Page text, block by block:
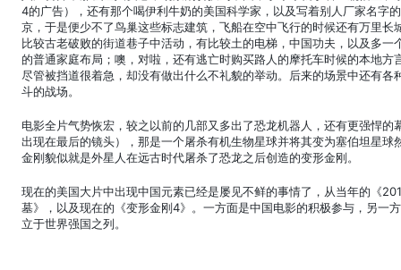
4的广告），还有那个喝伊利牛奶的美国科学家，以及写着别人厂家名字
京，于是便少不了鸟巢这些标志建筑，飞船在空中飞行的时候还有万里
比较古老破败的街道巷子中活动，有比较土的电梯，中国功夫，以及多
的普通家庭布局；噢，对啦，还有逃亡时购买路人的摩托车时候的本地
尽管被挡道很着急，却没有做出什么不礼貌的举动。后来的场景中还有
斗的战场。
电影全片气势恢宏，较之以前的几部又多出了恐龙机器人，还有更强悍
出现在最后的镜头），那是一个屠杀有机生物星球并将其变为塞伯坦星
金刚貌似就是外星人在远古时代屠杀了恐龙之后创造的变形金刚。
现在的美国大片中出现中国元素已经是屡见不鲜的事情了，从当年的《
墓》，以及现在的《变形金刚4》。一方面是中国电影的积极参与，另一
立于世界强国之列。